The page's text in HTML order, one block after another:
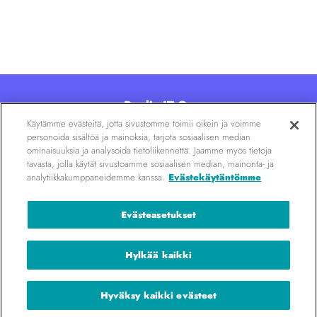
Poolia IT Oy
Kalevankatu 6, 00100 Helsinki
020 7290 830|info@poolia.fi
Urapolkuja
kaikenlaisille
it-osaajille
Copyright 2026 © Poolia IT Oy
Käytämme evästeitä, jotta sivustomme toimii oikein ja voimme
personoida sisältöä ja mainoksia, tarjota sosiaalisen median
ominaisuuksia ja analysoida tietoliikennettä. Jaamme myös tietoja
tavasta, jolla käytät sivustoamme sosiaalisen median, mainonta- ja
analytiikkakumppaneidemme kanssa. Evästekäytäntömme
Evästeasetukset
Hylkää kaikki
Hyväksy kaikki evästeet